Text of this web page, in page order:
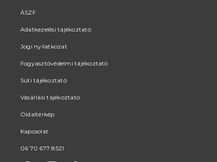
ÁSZF
Adatkezelési tájékoztató
Jogi nyilatkozat
Fogyasztóvédelmi tájékoztató
Süti tájékoztató
Vásárlási tájékoztató
Oldaltérkép
Kapcsolat
06 70 677 8521